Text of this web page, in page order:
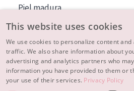
Piel madura
Piel expuesta al sol
Piel menopáusica
MÁS SOBRE NOSOTROS
INSPIRACIÓN
This website uses cookies
We use cookies to personalize content
traffic. We also share information about
advertising and analytics partners who
information you have provided to them or
your use of their services. Privacy Policy